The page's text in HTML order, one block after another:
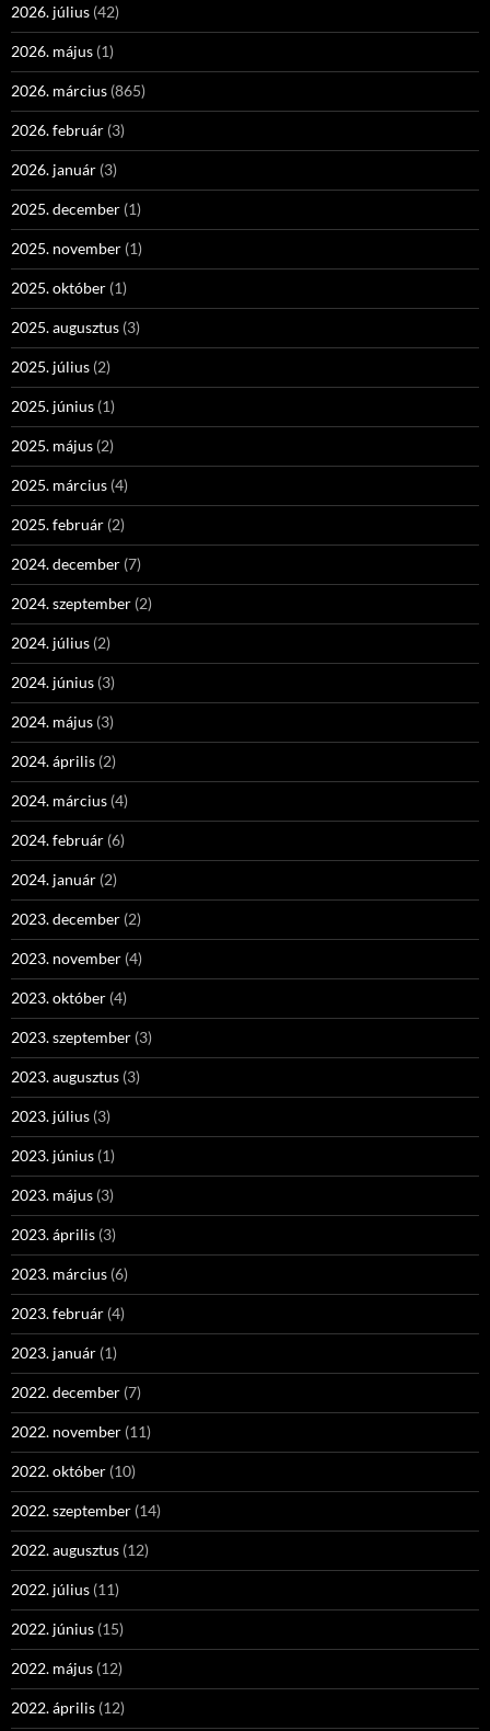
2026. július (42)
2026. május (1)
2026. március (865)
2026. február (3)
2026. január (3)
2025. december (1)
2025. november (1)
2025. október (1)
2025. augusztus (3)
2025. július (2)
2025. június (1)
2025. május (2)
2025. március (4)
2025. február (2)
2024. december (7)
2024. szeptember (2)
2024. július (2)
2024. június (3)
2024. május (3)
2024. április (2)
2024. március (4)
2024. február (6)
2024. január (2)
2023. december (2)
2023. november (4)
2023. október (4)
2023. szeptember (3)
2023. augusztus (3)
2023. július (3)
2023. június (1)
2023. május (3)
2023. április (3)
2023. március (6)
2023. február (4)
2023. január (1)
2022. december (7)
2022. november (11)
2022. október (10)
2022. szeptember (14)
2022. augusztus (12)
2022. július (11)
2022. június (15)
2022. május (12)
2022. április (12)